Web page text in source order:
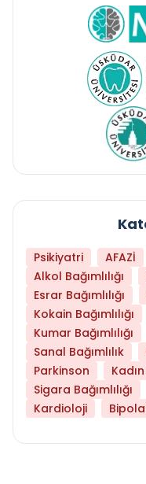
Psikiyatri AFAZİ
Alkol Bağımlılığı
Esrar Bağımlılığı
Kokain Bağımlılığı
Kumar Bağımlılığı
Sanal Bağımlılık
Parkinson
Sigara Bağımlılığı
Kardioloji